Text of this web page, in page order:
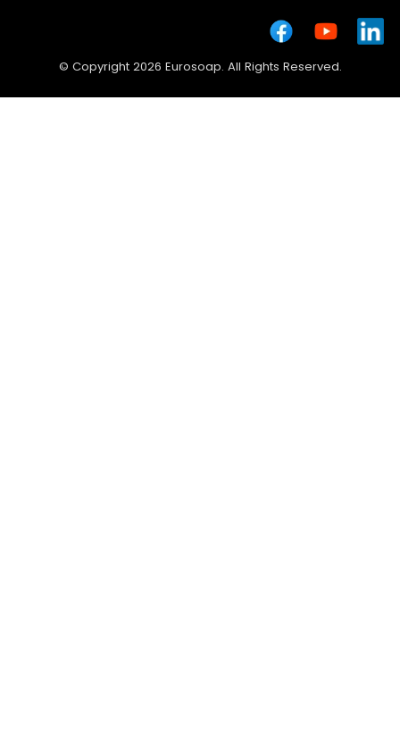
© Copyright 2026 Eurosoap. All Rights Reserved.